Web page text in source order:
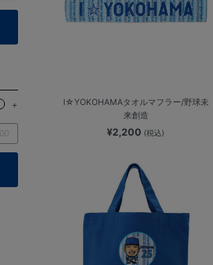
I☆YOKOHAMAタオルマフラー/野球未
来創造
¥2,200 (税込)